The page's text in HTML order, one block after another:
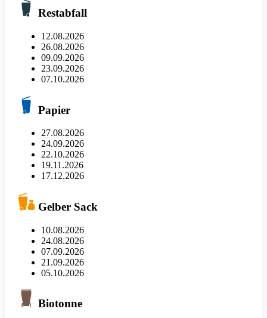
Restabfall
12.08.2026
26.08.2026
09.09.2026
23.09.2026
07.10.2026
Papier
27.08.2026
24.09.2026
22.10.2026
19.11.2026
17.12.2026
Gelber Sack
10.08.2026
24.08.2026
07.09.2026
21.09.2026
05.10.2026
Biotonne